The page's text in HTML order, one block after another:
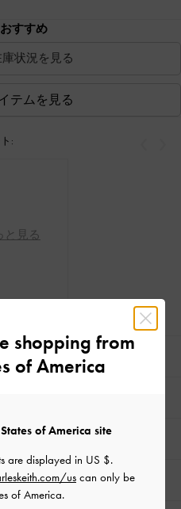
すすめ
状況を見る
テムを見る
:
と見る
shopping from
of America
of America site
are displayed in US $.
uscan only be
of America.